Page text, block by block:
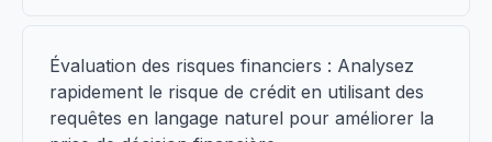
Évaluation des risques financiers : Analysez
rapidement le risque de crédit en utilisant des
requêtes en langage naturel pour améliorer la